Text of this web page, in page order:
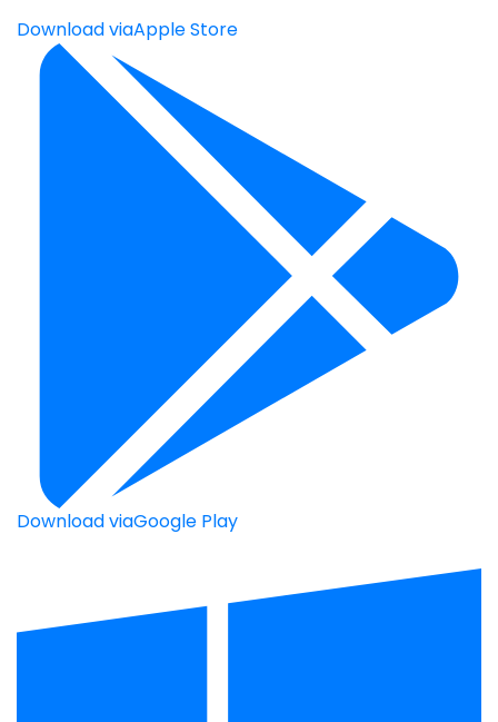
Download viaApple Store
Download viaGoogle Play